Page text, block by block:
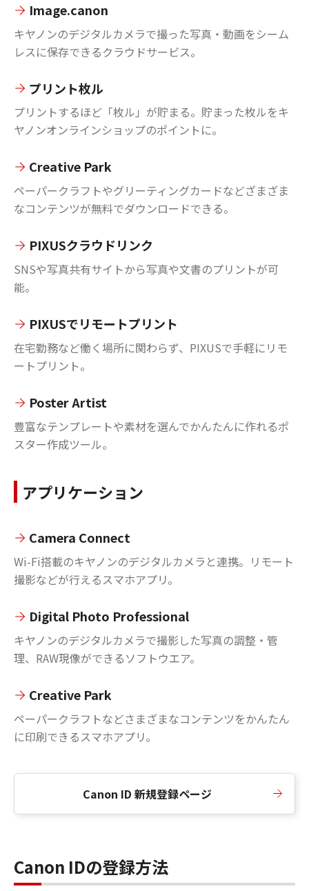
Image.canon
キヤノンのデジタルカメラで撮った写真・動画をシーム
レスに保存できるクラウドサービス。
プリント枚ル
プリントするほど「枚ル」が貯まる。貯まった枚ルをキ
ヤノンオンラインショップのポイントに。
Creative Park
ペーパークラフトやグリーティングカードなどざまざま
なコンテンツが無料でダウンロードできる。
PIXUSクラウドリンク
SNSや写真共有サイトから写真や文書のプリントが可
能。
PIXUSでリモートプリント
在宅勤務など働く場所に関わらず、PIXUSで手軽にリモ
ートプリント。
Poster Artist
豊富なテンプレートや素材を選んでかんたんに作れるポ
スター作成ツール。
アプリケーション
Camera Connect
Wi-Fi搭載のキヤノンのデジタルカメラと連携。リモート
撮影などが行えるスマホアプリ。
Digital Photo Professional
キヤノンのデジタルカメラで撮影した写真の調整・管
理、RAW現像ができるソフトウエア。
Creative Park
ペーパークラフトなどさまざまなコンテンツをかんたん
に印刷できるスマホアプリ。
Canon ID 新規登録ページ
Canon IDの登録方法